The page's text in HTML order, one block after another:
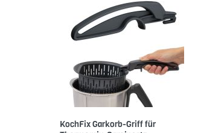
KochFix Garkorb-Griff für